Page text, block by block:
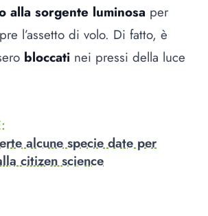
alla sorgente luminosa per
l’assetto di volo. Di fatto, è
bloccati nei pressi della luce
:
alcune specie date per
citizen science